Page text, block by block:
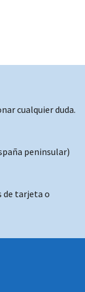
cualquier duda.
peninsular)
de tarjeta o